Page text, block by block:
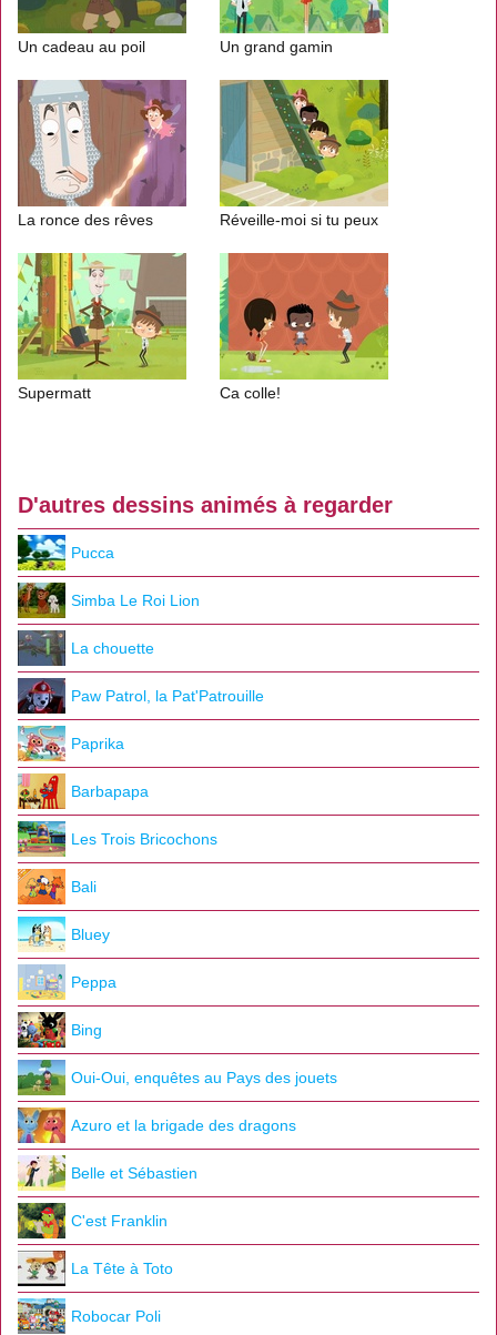
Un cadeau au poil Un grand gamin
La ronce des rêves Réveille-moi si tu peux
Supermatt Ca colle!
D'autres dessins animés à regarder
Pucca
Simba Le Roi Lion
La chouette
Paw Patrol, la Pat'Patrouille
Paprika
Barbapapa
Les Trois Bricochons
Bali
Bluey
Peppa
Bing
Oui-Oui, enquêtes au Pays des jouets
Azuro et la brigade des dragons
Belle et Sébastien
C'est Franklin
La Tête à Toto
Robocar Poli